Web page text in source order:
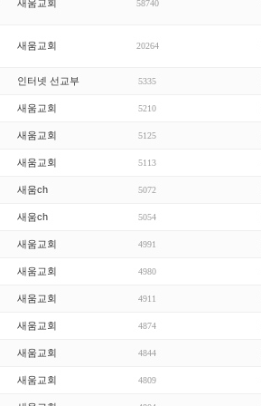
새움교회 58740
새움교회 20264
인터넷 선교부 5335
새움교회 5210
새움교회 5125
새움교회 5113
새움ch 5072
새움ch 5054
새움교회 4991
새움교회 4980
새움교회 4911
새움교회 4874
새움교회 4844
새움교회 4809